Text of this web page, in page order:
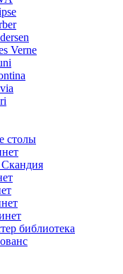
Verne
столы
библиотека